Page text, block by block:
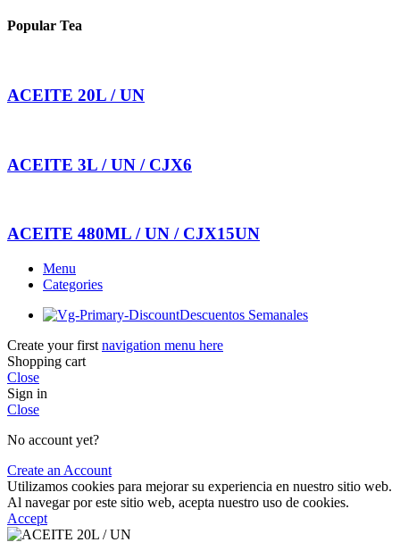
Popular Tea
ACEITE 20L / UN
ACEITE 3L / UN / CJX6
ACEITE 480ML / UN / CJX15UN
Menu
Categories
Descuentos Semanales
Create your first navigation menu here
Shopping cart
Close
Sign in
Close
No account yet?
Create an Account
Utilizamos cookies para mejorar su experiencia en nuestro sitio web.
Al navegar por este sitio web, acepta nuestro uso de cookies.
Accept